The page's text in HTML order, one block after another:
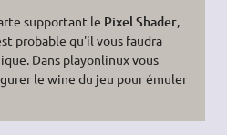
supportant le Pixel Shader,
probable qu'il vous faudra
Dans playonlinux vous
le wine du jeu pour émuler